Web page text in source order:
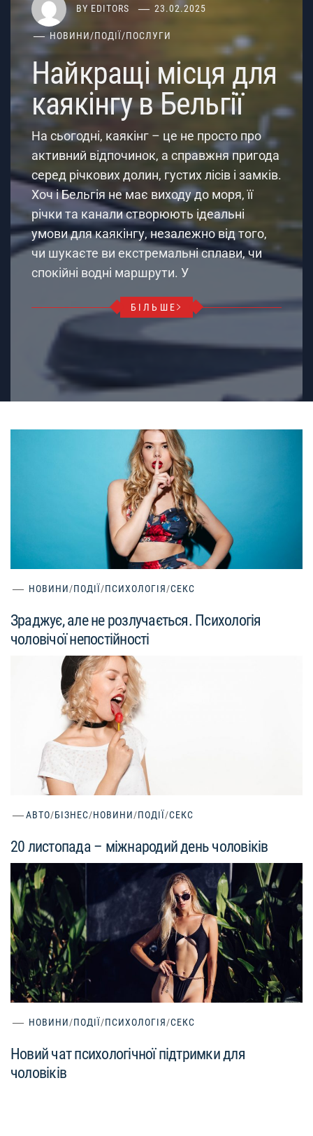
BY EDITORS 23.02.2025
НОВИНИ/ПОДІЇ/ПОСЛУГИ
Найкращі місця для
каякінгу в Бельгії
На сьогодні, каякінг – це не просто про
активний відпочинок, а справжня пригода
серед річкових долин, густих лісів і замків.
Хоч і Бельгія не має виходу до моря, її
річки та канали створюють ідеальні
умови для каякінгу, незалежно від того,
чи шукаєте ви екстремальні сплави, чи
спокійні водні маршрути. У
БІЛЬШЕ
НОВИНИ/ПОДІЇ/ПСИХОЛОГІЯ/СЕКС
Зраджує, але не розлучається. Психологія
чоловічої непостійності
АВТО/БІЗНЕС/НОВИНИ/ПОДІЇ/СЕКС
20 листопада – міжнародий день чоловіків
НОВИНИ/ПОДІЇ/ПСИХОЛОГІЯ/СЕКС
Новий чат психологічної підтримки для
чоловіків